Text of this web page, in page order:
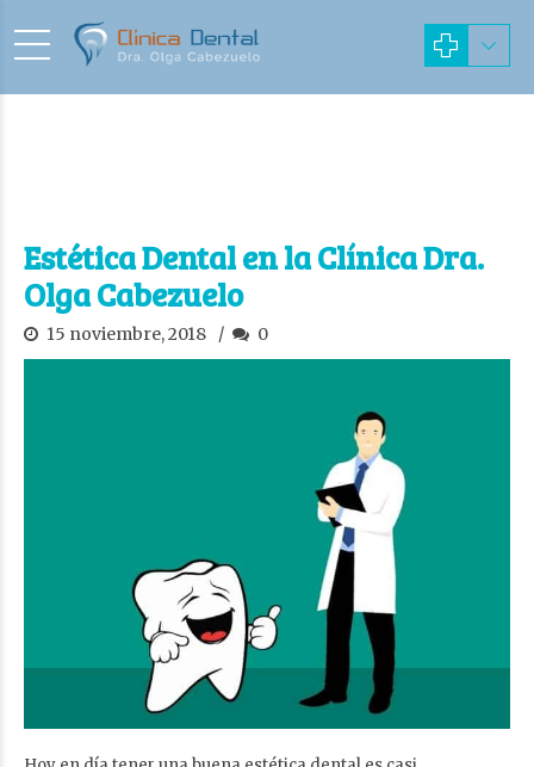
Estética Dental en la Clínica Dra.
Olga Cabezuelo
15 noviembre, 2018 0